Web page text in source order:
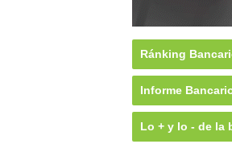
Ránking
Informe
Lo + y lo - de la